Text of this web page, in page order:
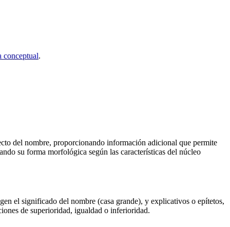
conceptual.
del nombre, proporcionando información adicional que permite
su forma morfológica según las características del núcleo
el significado del nombre (casa grande), y explicativos o epítetos,
de superioridad, igualdad o inferioridad.